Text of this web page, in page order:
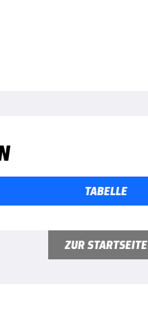
TABELLE
ZUR STARTSEITE